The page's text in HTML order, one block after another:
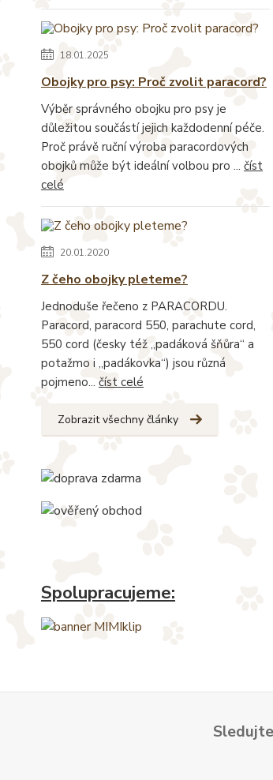
18.01.2025
Obojky pro psy: Proč zvolit paracord?
Výběr správného obojku pro psy je
důležitou součástí jejich každodenní péče.
Proč právě ruční výroba paracordových
obojků může být ideální volbou pro ... číst
celé
20.01.2020
Z čeho obojky pleteme?
Jednoduše řečeno z PARACORDU.
Paracord, paracord 550, parachute cord,
550 cord (česky též „padáková šňůra“ a
potažmo i „padákovka“) jsou různá
pojmeno... číst celé
Zobrazit všechny články
Spolupracujeme: